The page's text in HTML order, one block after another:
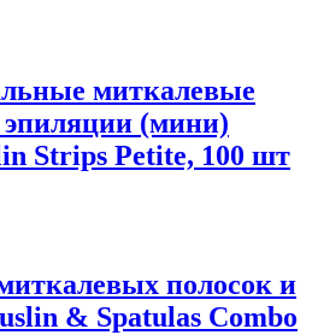
миткалевые
эпиляции (мини)
Strips Petite, 100 шт
полосок и
& Spatulas Combo